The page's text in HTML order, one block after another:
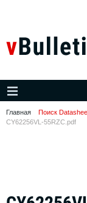
Главная Поиск
CY62256VL-55RZC.pdf